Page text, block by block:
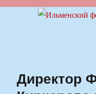
Ильменский
Директор